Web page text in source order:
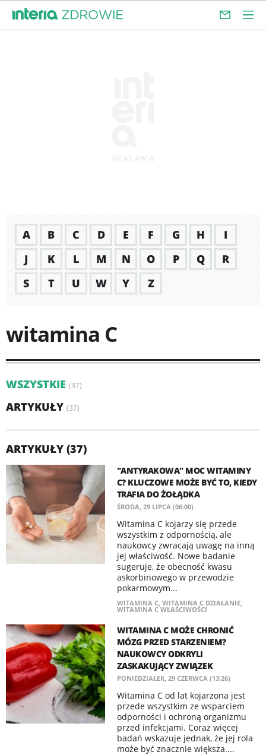
A B C D E F G H
I
J
K L M N O P Q
R
S
T U W Y Z
witamina C
WSZYSTKIE (37)
ARTYKUŁY (37)
ARTYKUŁY (37)
"ANTYRAKOWA" MOC WITAMINY
C? KLUCZOWE MOŻE BYĆ TO, KIEDY
TRAFIA DO ŻOŁĄDKA
ŚRODA, 29 LIPCA (06:00)
Witamina C kojarzy się przede
wszystkim z odpornością, ale
naukowcy zwracają uwagę na inną
jej właściwość. Nowe badanie
sugeruje, że obecność kwasu
askorbinowego w przewodzie
pokarmowym...
WITAMINA C, WITAMINA C DZIAŁANIE,
WITAMINA C WŁAŚCIWOŚCI
WITAMINA C MOŻE CHRONIĆ
MÓZG PRZED STARZENIEM?
NAUKOWCY ODKRYLI
ZASKAKUJĄCY ZWIĄZEK
PONIEDZIAŁEK, 29 CZERWCA (13:26)
Witamina C od lat kojarzona jest
przede wszystkim ze wsparciem
odporności i ochroną organizmu
przed infekcjami. Coraz więcej
badań wskazuje jednak, że jej rola
może być znacznie większa....